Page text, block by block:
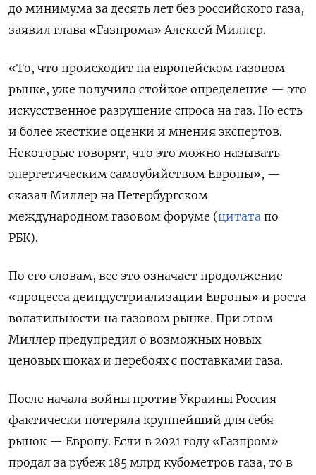
до минимума за десять лет без российского газа,
заявил глава «Газпрома» Алексей Миллер.
«То, что происходит на европейском газовом
рынке, уже получило стойкое определение — это
искусственное разрушение спроса на газ. Но есть
и более жесткие оценки и мнения экспертов.
Некоторые говорят, что это можно называть
энергетическим самоубийством Европы», —
сказал Миллер на Петербургском
международном газовом форуме (цитата по
РБК).
По его словам, все это означает продолжение
«процесса деиндустриализации Европы» и роста
волатильности на газовом рынке. При этом
Миллер предупредил о возможных новых
ценовых шоках и перебоях с поставками газа.
После начала войны против Украины Россия
фактически потеряла крупнейший для себя
рынок — Европу. Если в 2021 году «Газпром»
продал за рубеж 185 млрд кубометров газа, то в